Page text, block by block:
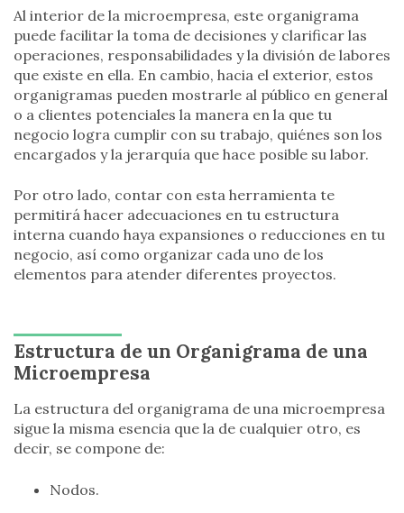
Al interior de la microempresa, este organigrama
puede facilitar la toma de decisiones y clarificar las
operaciones, responsabilidades y la división de labores
que existe en ella. En cambio, hacia el exterior, estos
organigramas pueden mostrarle al público en general
o a clientes potenciales la manera en la que tu
negocio logra cumplir con su trabajo, quiénes son los
encargados y la jerarquía que hace posible su labor.
Por otro lado, contar con esta herramienta te
permitirá hacer adecuaciones en tu estructura
interna cuando haya expansiones o reducciones en tu
negocio, así como organizar cada uno de los
elementos para atender diferentes proyectos.
Estructura de un Organigrama de una
Microempresa
La estructura del organigrama de una microempresa
sigue la misma esencia que la de cualquier otro, es
decir, se compone de:
Nodos.